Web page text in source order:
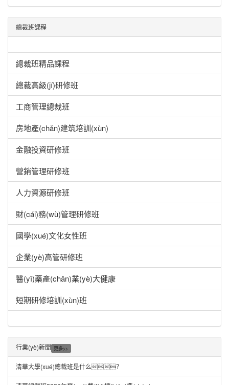
總裁班課程
總裁班精品課程
總裁高級(jí)研修班
工商管理總裁班
房地產(chǎn)建筑培訓(xùn)
金融投資研修班
營銷管理研修班
人力資源研修班
財(cái)務(wù)管理研修班
國學(xué)文化女性班
企業(yè)高管研修班
醫(yī)藥產(chǎn)業(yè)大健康
短期研修培訓(xùn)班
行業(yè)新聞 更多>>
清華大學(xué)總裁班是什么？